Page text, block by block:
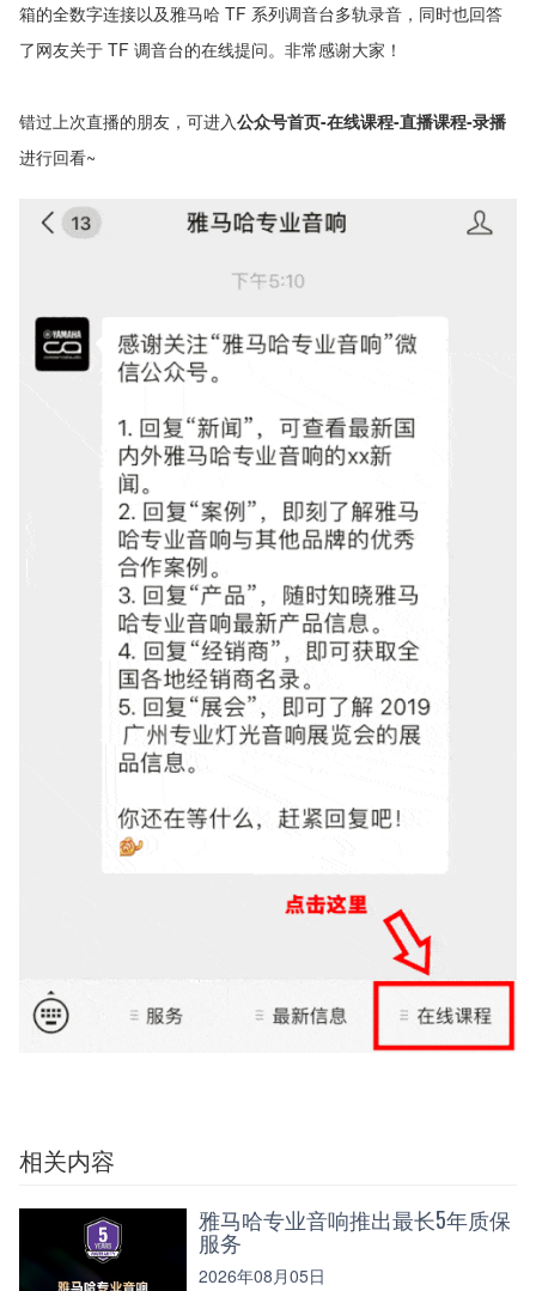
箱的全数字连接以及雅马哈 TF 系列调音台多轨录音，同时也回答
了网友关于 TF 调音台的在线提问。非常感谢大家！
错过上次直播的朋友，可进入公众号首页-在线课程-直播课程-录播
进行回看~
相关内容
雅马哈专业音响推出最长5年质保
服务
2026年08月05日